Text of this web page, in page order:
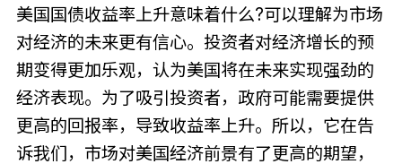
美国国债收益率上升意味着什么?可以理解为市场
对经济的未来更有信心。投资者对经济增长的预
期变得更加乐观，认为美国将在未来实现强劲的
经济表现。为了吸引投资者，政府可能需要提供
更高的回报率，导致收益率上升。所以，它在告
诉我们，市场对美国经济前景有了更高的期望，